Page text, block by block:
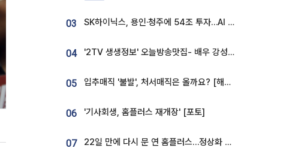
03 SK하이닉스, 용인·청주에 54조 투자…AI 메모리 생산기지 키운다
04 '2TV 생생정보' 오늘방송맛집- 배우 강성진 단골! 쌀국수ㆍ푸팟퐁 커리 맛집 '블○○○'
05 입추매직 '불발', 처서매직은 올까요? [해시태그]
06 '기사회생, 홈플러스 재개장' [포토]
07 22일 만에 다시 문 연 홈플러스…정상화 바쁜데 재고 없어 ‘발동동’[가보니]